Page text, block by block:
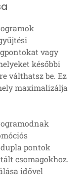
vagy
későbbi
válthatsz be. Ez
maximalizálja
pontok
csomagokhoz.
idővel